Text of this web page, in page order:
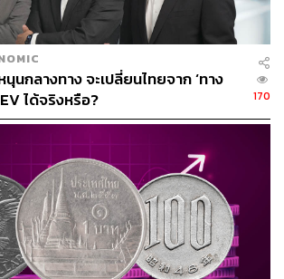
ABOUT THE AUTHOR
ณรงค์กร มโนจันทร์เพ็ญ
Content Creator กองบรรณาธิการข่าว THE
STANDARD
นกลางทาง จะเปลี่ยนไทยจาก ‘ทาง
ได้จริงหรือ?
170